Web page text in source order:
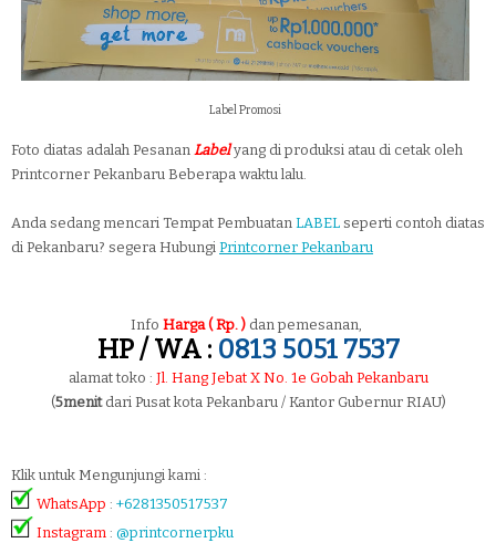
Label Promosi
Foto diatas adalah Pesanan Labelyang di produksi atau di cetak oleh
Printcorner Pekanbaru Beberapa waktu lalu.
Anda sedang mencari Tempat Pembuatan LABEL seperti contoh diatas
di Pekanbaru? segera Hubungi Printcorner Pekanbaru
Info Harga ( Rp. ) dan pemesanan,
HP / WA : 0813 5051 7537
alamat toko : Jl. Hang Jebat X No. 1e Gobah Pekanbaru
(5menitdari Pusat kota Pekanbaru / Kantor Gubernur RIAU)
Klik untuk Mengunjungi kami :
WhatsApp : +6281350517537
Instagram : @printcornerpku